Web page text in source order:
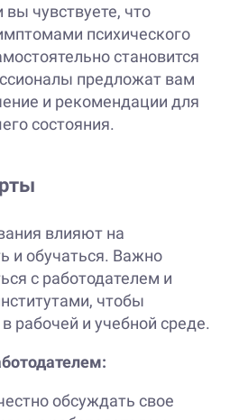
вы чувствуете, что
психического
становится
предложат вам
и рекомендации для
состояния.
влияют на
и обучаться. Важно
с работодателем и
чтобы
рабочей и учебной среде.
обсуждать свое